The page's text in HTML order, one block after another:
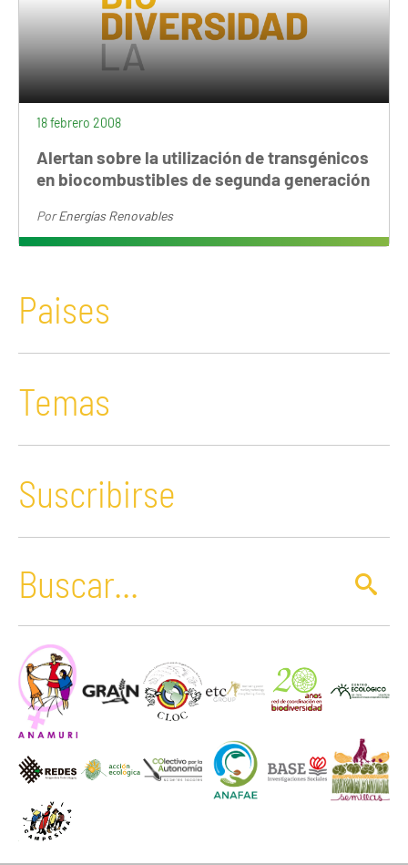
18 febrero 2008
Alertan sobre la utilización de transgénicos
en biocombustibles de segunda generación
PorEnergías Renovables
Paises
Temas
Suscribirse